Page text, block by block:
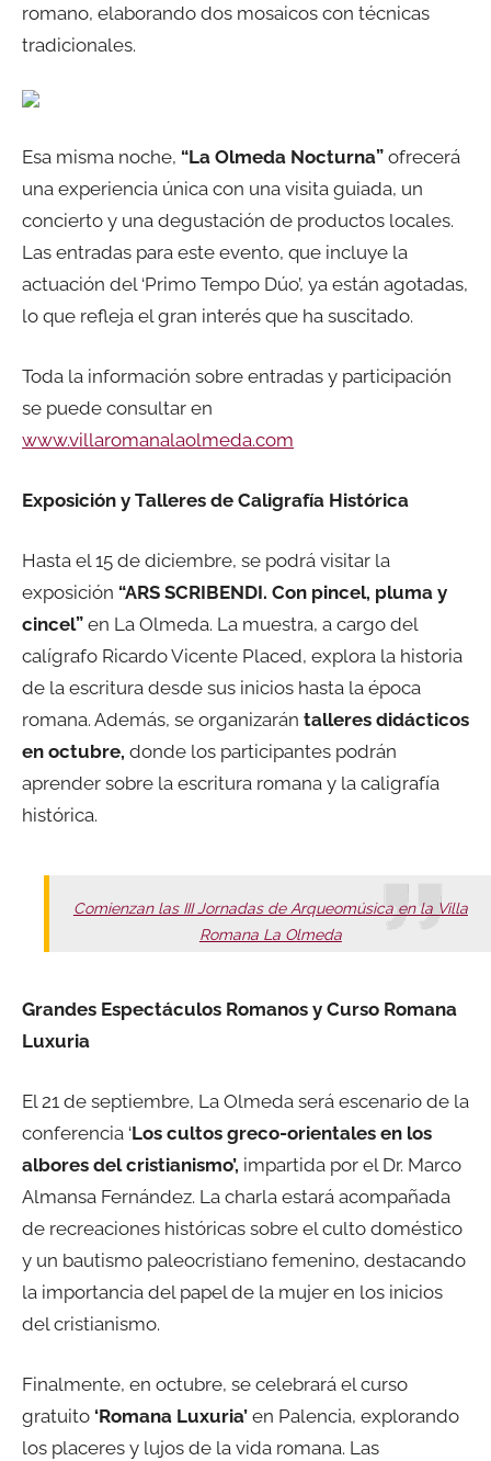
romano, elaborando dos mosaicos con técnicas
tradicionales.
Esa misma noche, “La Olmeda Nocturna” ofrecerá
una experiencia única con una visita guiada, un
concierto y una degustación de productos locales.
Las entradas para este evento, que incluye la
actuación del ‘Primo Tempo Dúo’, ya están agotadas,
lo que refleja el gran interés que ha suscitado.
Toda la información sobre entradas y participación
se puede consultar en
www.villaromanalaolmeda.com
Exposición y Talleres de Caligrafía Histórica
Hasta el 15 de diciembre, se podrá visitar la
exposición “ARS SCRIBENDI. Con pincel, pluma y
cincel” en La Olmeda. La muestra, a cargo del
calígrafo Ricardo Vicente Placed, explora la historia
de la escritura desde sus inicios hasta la época
romana. Además, se organizarán talleres didácticos
en octubre, donde los participantes podrán
aprender sobre la escritura romana y la caligrafía
histórica.
Comienzan las III Jornadas de Arqueomúsica en la Villa
Romana La Olmeda
Grandes Espectáculos Romanos y Curso Romana
Luxuria
El 21 de septiembre, La Olmeda será escenario de la
conferencia ‘Los cultos greco-orientales en los
albores del cristianismo’, impartida por el Dr. Marco
Almansa Fernández. La charla estará acompañada
de recreaciones históricas sobre el culto doméstico
y un bautismo paleocristiano femenino, destacando
la importancia del papel de la mujer en los inicios
del cristianismo.
Finalmente, en octubre, se celebrará el curso
gratuito ‘Romana Luxuria’ en Palencia, explorando
los placeres y lujos de la vida romana. Las